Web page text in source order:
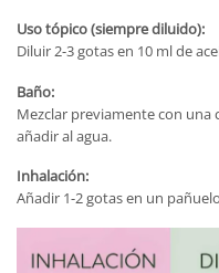
Uso tópico (siempre diluido):
Diluir 2-3 gotas en 10 ml de
Baño:
Mezclar previamente con una
añadir al agua.
Inhalación:
Añadir 1-2 gotas en un